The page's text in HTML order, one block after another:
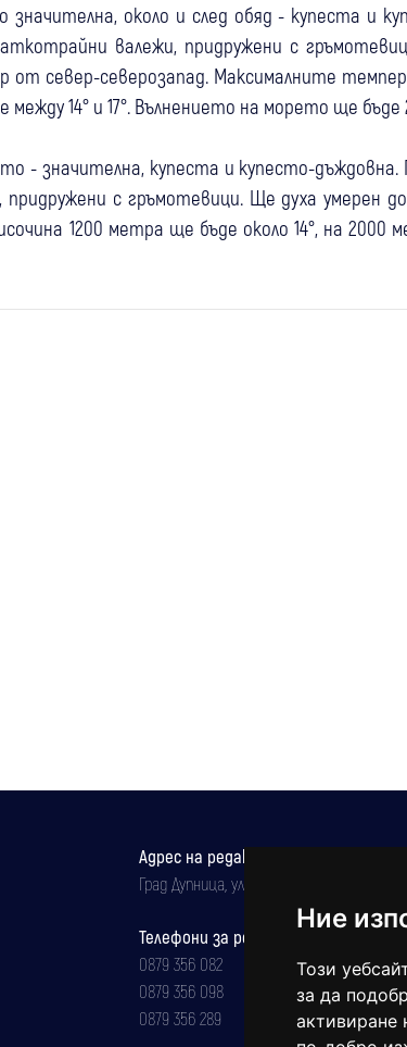
Ние
Този
за да
активиране
около и след обяд - купеста и
валежи, придружени с
от север-северозапад. Максималните
14° и 17°. Вълнението на морето ще бъде
- значителна, купеста и купесто-дъждовна.
с гръмотевици. Ще духа умерен
1200 метра ще бъде около 14°, на 2000
Адрес на редакцията
Град Дупница, ул.''Христо Ботев" 43
Телефони за реклама и абонаменти
0879 356 082
0879 356 098
0879 356 289